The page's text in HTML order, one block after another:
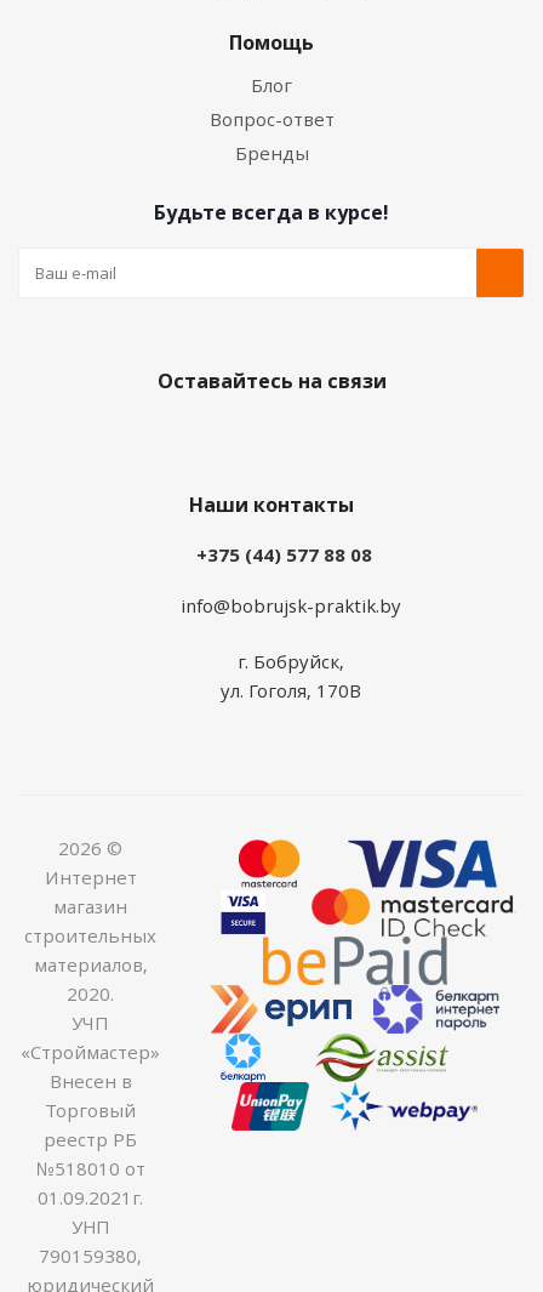
Помощь
Блог
Вопрос-ответ
Бренды
Будьте всегда в курсе!
Оставайтесь на связи
Наши контакты
+375 (44) 577 88 08
info@bobrujsk-praktik.by
г. Бобруйск,
ул. Гоголя, 170В
2026 ©
Интернет
магазин
строительных
материалов,
2020.
УЧП
«Строймастер»
Внесен в
Торговый
реестр РБ
№518010 от
01.09.2021г.
УНП
790159380,
юридический